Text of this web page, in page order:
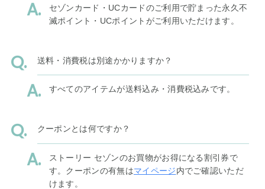
セゾンカード・UCカードのご利用で貯まった永久不
滅ポイント・UCポイントがご利用いただけます。
送料・消費税は別途かかりますか？
すべてのアイテムが送料込み・消費税込みです。
クーポンとは何ですか？
ストーリー セゾンのお買物がお得になる割引券で
す。クーポンの有無はマイページ内でご確認いただ
けます。